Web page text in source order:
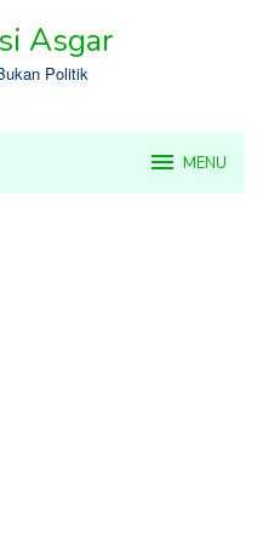
Asgar
Politik
MENU